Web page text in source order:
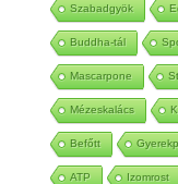
Szabadgyök
Buddha-tál
Mascarpone
Mézeskalács
Befőtt
ATP Izomrost